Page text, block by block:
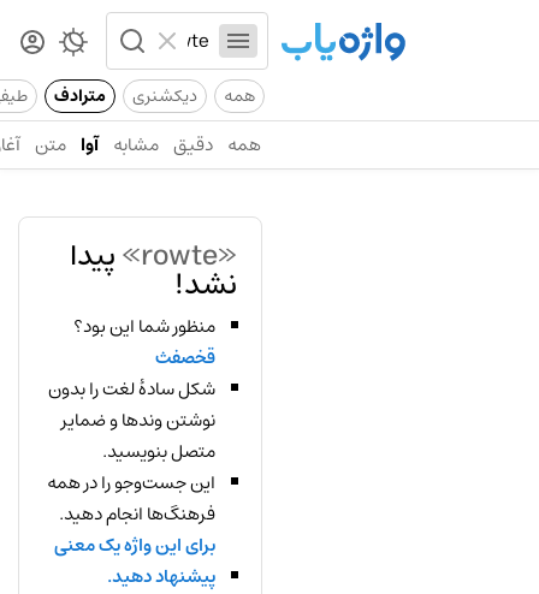
همه دیکشنری مترادف
همه دقیق مشابه آوا متن
«rowte» پیدا
نشد!
منظور شما این بود؟
قخصفث
شکل سادهٔ لغت را بدون
نوشتن وندها و ضمایر
متصل بنویسید.
این جست‌وجو را در همه
فرهنگ‌ها انجام دهید.
برای این واژه یک معنی
پیشنهاد دهید.